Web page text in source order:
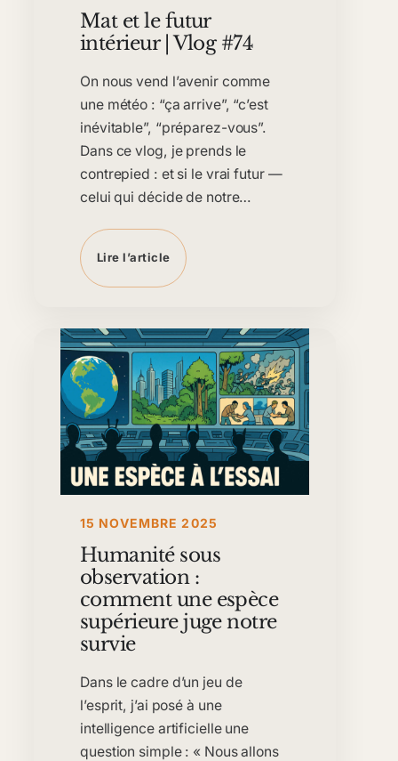
Mat et le futur
intérieur | Vlog #74
On nous vend l’avenir comme
une météo : “ça arrive”, “c’est
inévitable”, “préparez-vous”.
Dans ce vlog, je prends le
contrepied : et si le vrai futur —
celui qui décide de notre…
Lire l’article
15 NOVEMBRE 2025
Humanité sous
observation :
comment une espèce
supérieure juge notre
survie
Dans le cadre d’un jeu de
l’esprit, j’ai posé à une
intelligence artificielle une
question simple : « Nous allons